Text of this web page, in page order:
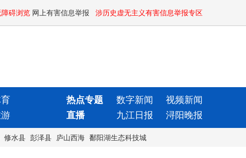
障碍浏览 网上有害信息举报 涉历史虚无主义有害信息举报专区
热点专题 数字新闻
视频新闻
直播 九江日报 浔阳晚报
修水县 彭泽县 庐山西海 鄱阳湖生态科技城